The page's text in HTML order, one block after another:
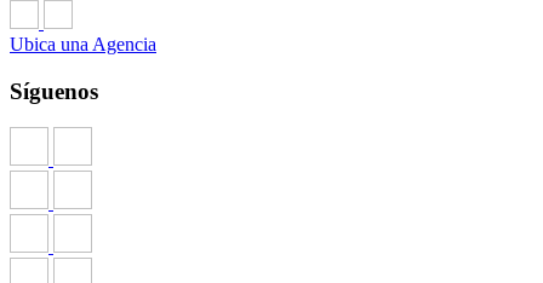
Ubica una Agencia
Síguenos